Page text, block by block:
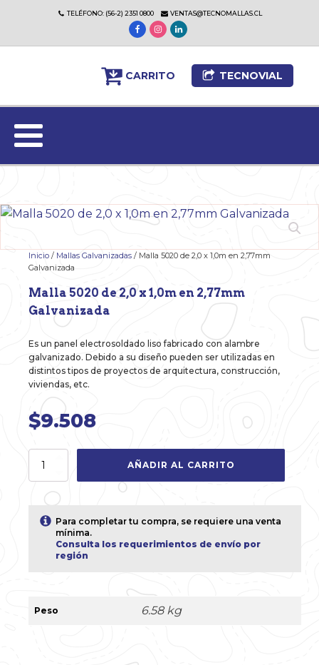
TELÉFONO: (56-2) 2351 0800 VENTAS@TECNOMALLAS.CL
CARRITO TECNOVIAL
Inicio / Mallas Galvanizadas / Malla 5020 de 2,0 x 1,0m en 2,77mm
Galvanizada
Malla 5020 de 2,0 x 1,0m en 2,77mm
Galvanizada
Es un panel electrosoldado liso fabricado con alambre
galvanizado. Debido a su diseño pueden ser utilizadas en
distintos tipos de proyectos de arquitectura, construcción,
viviendas, etc.
$9.508
Malla
1,0m
2,77mm
AÑADIR AL CARRITO
Para completar tu compra, se requiere una venta
mínima.
Consulta los requerimientos de envío por
región
Peso 6.58 kg